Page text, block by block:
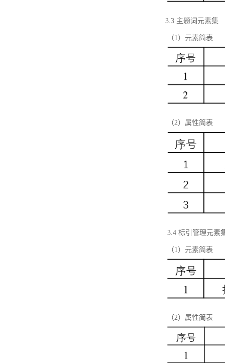
3.3 主题词元素集
（1）元素简表
（2）属性简表
3.4 标引管理元素
（1）元素简表
（2）属性简表